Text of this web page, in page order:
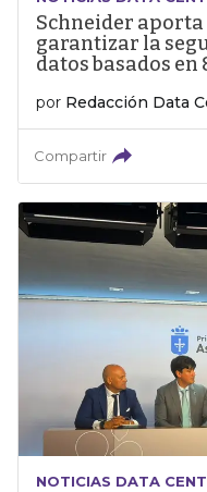
Schneider aporta
garantizar la
datos basados en
por Redacción Data
Compartir
NOTICIAS DATA